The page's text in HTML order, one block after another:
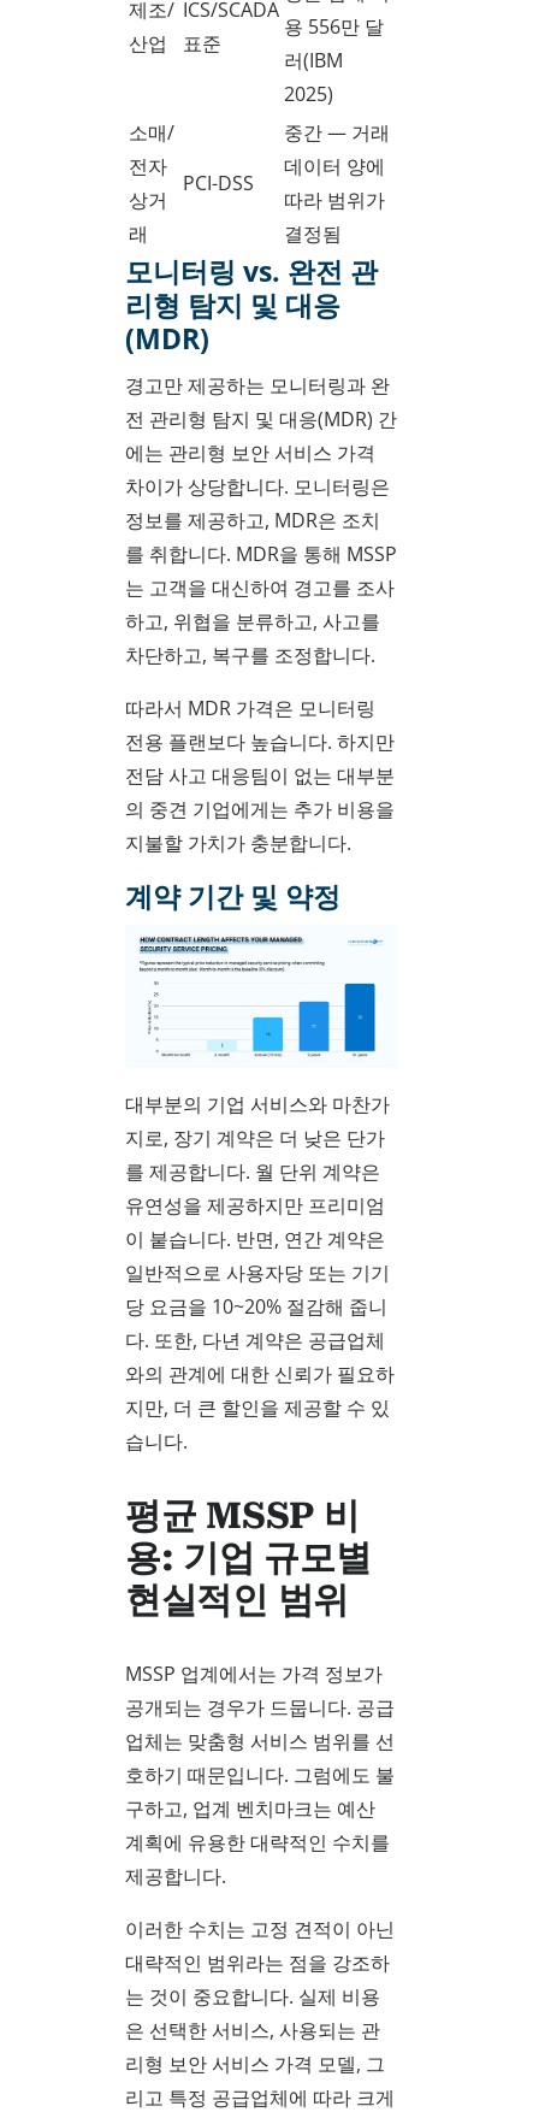
제조/
산업
ICS/SCADA
표준
용 556만 달
러(IBM
2025)
소매/
전자
상거
래
PCI-DSS
중간 — 거래
데이터 양에
따라 범위가
결정됨
모니터링 vs. 완전 관
리형 탐지 및 대응
(MDR)
경고만 제공하는 모니터링과 완
전 관리형 탐지 및 대응(MDR) 간
에는 관리형 보안 서비스 가격
차이가 상당합니다. 모니터링은
정보를 제공하고, MDR은 조치
를 취합니다. MDR을 통해 MSSP
는 고객을 대신하여 경고를 조사
하고, 위협을 분류하고, 사고를
차단하고, 복구를 조정합니다.
따라서 MDR 가격은 모니터링
전용 플랜보다 높습니다. 하지만
전담 사고 대응팀이 없는 대부분
의 중견 기업에게는 추가 비용을
지불할 가치가 충분합니다.
계약 기간 및 약정
대부분의 기업 서비스와 마찬가
지로, 장기 계약은 더 낮은 단가
를 제공합니다. 월 단위 계약은
유연성을 제공하지만 프리미엄
이 붙습니다. 반면, 연간 계약은
일반적으로 사용자당 또는 기기
당 요금을 10~20% 절감해 줍니
다. 또한, 다년 계약은 공급업체
와의 관계에 대한 신뢰가 필요하
지만, 더 큰 할인을 제공할 수 있
습니다.
평균 MSSP 비
용: 기업 규모별
현실적인 범위
MSSP 업계에서는 가격 정보가
공개되는 경우가 드뭅니다. 공급
업체는 맞춤형 서비스 범위를 선
호하기 때문입니다. 그럼에도 불
구하고, 업계 벤치마크는 예산
계획에 유용한 대략적인 수치를
제공합니다.
이러한 수치는 고정 견적이 아닌
대략적인 범위라는 점을 강조하
는 것이 중요합니다. 실제 비용
은 선택한 서비스, 사용되는 관
리형 보안 서비스 가격 모델, 그
리고 특정 공급업체에 따라 크게